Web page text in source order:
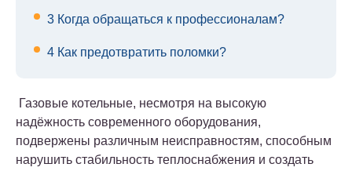
3 Когда обращаться к профессионалам?
4 Как предотвратить поломки?
Газовые котельные, несмотря на высокую
надёжность современного оборудования,
подвержены различным неисправностям, способным
нарушить стабильность теплоснабжения и создать